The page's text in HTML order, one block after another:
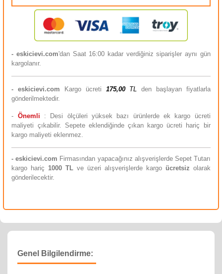
- eskicievi.com'dan Saat 16:00 kadar verdiğiniz siparişler aynı gün
kargolanır.
-eskicievi.com Kargo ücreti 175,00 TL den başlayan fiyatlarla
gönderilmektedir.
- Önemli
: Desi ölçüleri yüksek bazı ürünlerde ek kargo ücreti
maliyeti çıkabilir. Sepete eklendiğinde çıkan kargo ücreti hariç bir
kargo maliyeti eklenmez.
-eskicievi.com Firmasından yapacağınız alışverişlerde Sepet Tutarı
kargo hariç1000 TL ve üzeri alışverişlerde kargo ücretsiz olarak
gönderilecektir.
Genel Bilgilendirme: